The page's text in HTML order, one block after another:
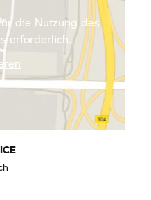
die Nutzung des
erforderlich.